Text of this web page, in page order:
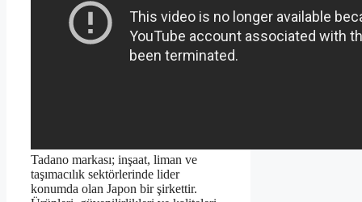
Tadano markası; inşaat, liman ve
taşımacılık sektörlerinde lider
konumda olan Japon bir şirkettir.